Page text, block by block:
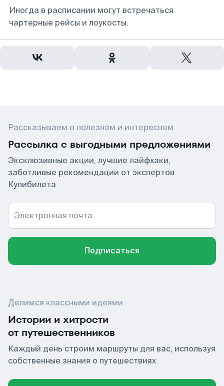
Иногда в расписании могут встречаться
чартерные рейсы и лоукосты.
Рассказываем о полезном и интересном
Рассылка с выгодными предложениями
Эксклюзивные акции, лучшие лайфхаки,
заботливые рекомендации от экспертов
Купибилета
Электронная почта
Подписаться
Делимся классными идеями
Истории и хитрости
от путешественников
Каждый день строим маршруты для вас, используя
собственные знания о путешествиях